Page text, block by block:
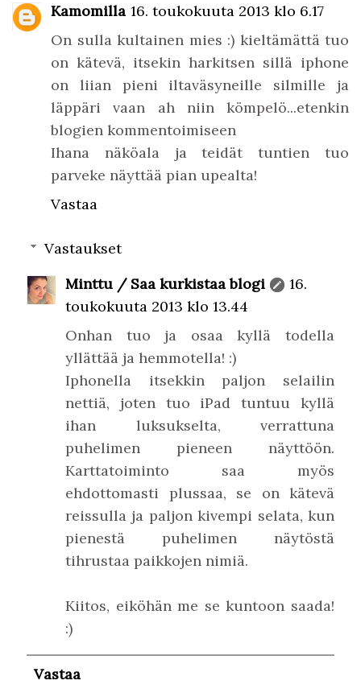
Kamomilla 16. toukokuuta 2013 klo 6.17
On sulla kultainen mies :) kieltämättä tuo
on kätevä, itsekin harkitsen sillä iphone
on liian pieni iltaväsyneille silmille ja
läppäri vaan ah niin kömpelö...etenkin
blogien kommentoimiseen
Ihana näköala ja teidät tuntien tuo
parveke näyttää pian upealta!
Vastaa
Vastaukset
Minttu / Saa kurkistaa blogi
16.
toukokuuta 2013 klo 13.44
Onhan tuo ja osaa kyllä todella
yllättää ja hemmotella! :)
Iphonella itsekkin paljon selailin
nettiä, joten tuo iPad tuntuu kyllä
ihan luksukselta, verrattuna
puhelimen pieneen näyttöön.
Karttatoiminto saa myös
ehdottomasti plussaa, se on kätevä
reissulla ja paljon kivempi selata, kun
pienestä puhelimen näytöstä
tihrustaa paikkojen nimiä.
Kiitos, eiköhän me se kuntoon saada!
:)
Vastaa